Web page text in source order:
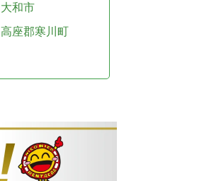
大和市
高座郡寒川町